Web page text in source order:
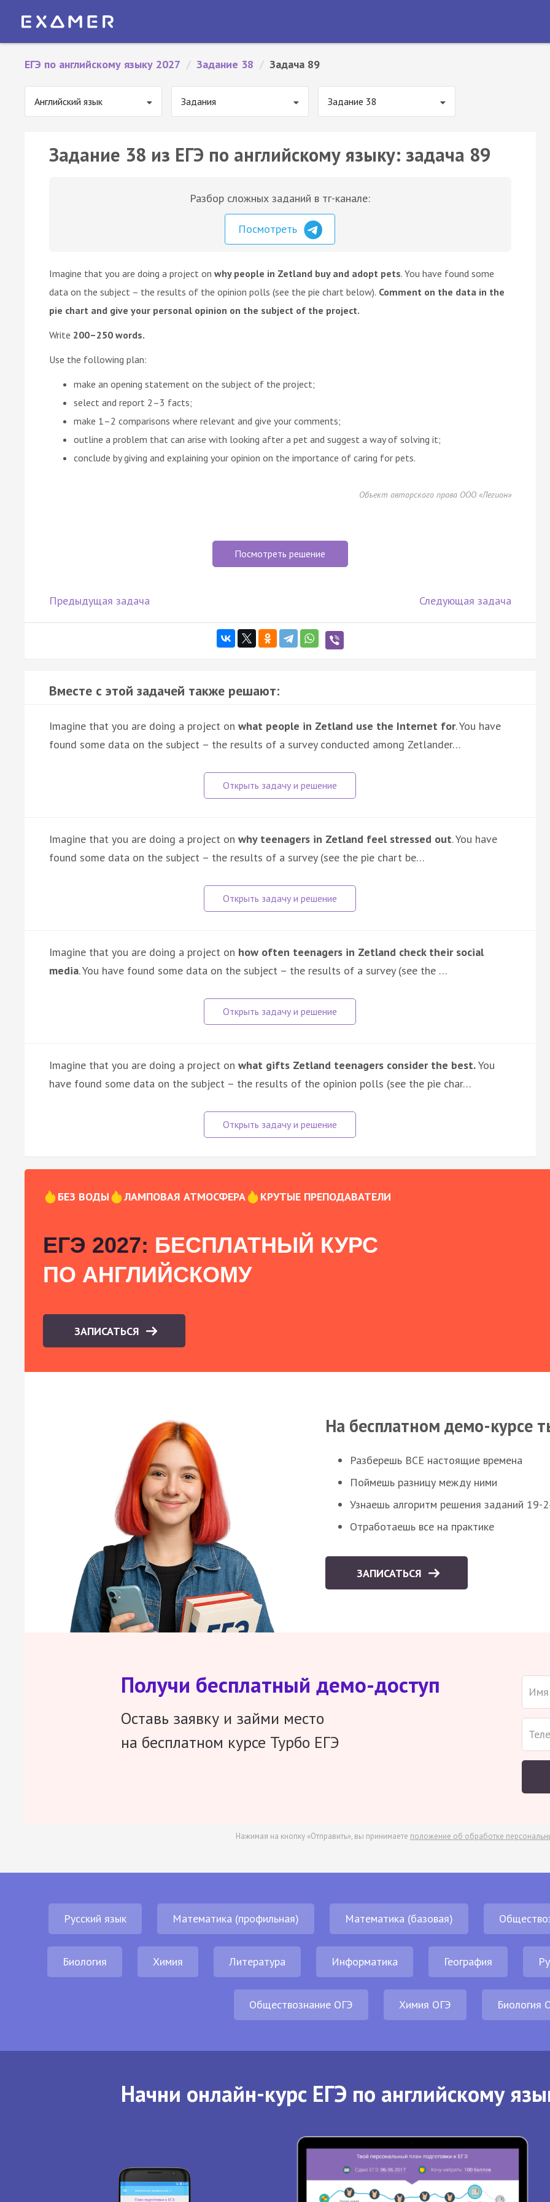
ЕГЭ по английскому языку 2027 / Задание 38 / Задача 89
Английский язык Задания Задание 38
Задание 38 из ЕГЭ по английскому языку: задача 89
Разбор сложных заданий в тг-канале:
Посмотреть
Imagine that you are doing a project on why people in Zetland buy and adopt pets. You have found some
data on the subject – the results of the opinion polls (see the pie chart below). Comment on the data in the
pie chart and give your personal opinion on the subject of the project.
Write 200–250 words.
Use the following plan:
make an opening statement on the subject of the project;
select and report 2–3 facts;
make 1–2 comparisons where relevant and give your comments;
outline a problem that can arise with looking after a pet and suggest a way of solving it;
conclude by giving and explaining your opinion on the importance of caring for pets.
Объект авторского права ООО «Легион»
Посмотреть решение
Предыдущая задача Следующая задача
Вместе с этой задачей также решают:
Imagine that you are doing a project on what people in Zetland use the Internet for. You have
found some data on the subject – the results of a survey conducted among Zetlander…
Imagine that you are doing a project on why teenagers in Zetland feel stressed out. You have
found some data on the subject – the results of a survey (see the pie chart be…
Imagine that you are doing a project on how often teenagers in Zetland check their social
media. You have found some data on the subject – the results of a survey (see the …
Imagine that you are doing a project on what gifts Zetland teenagers consider the best.You
have found some data on the subject – the results of the opinion polls (see the pie char…
БЕЗ ВОДЫ ЛАМПОВАЯ АТМОСФЕРА КРУТЫЕ ПРЕПОДАВАТЕЛИ
ЕГЭ 2027: БЕСПЛАТНЫЙ КУРС
ПО АНГЛИЙСКОМУ
ЗАПИСАТЬСЯ
На бесплатном демо-курсе
Разберешь ВСЕ настоящие времена
Поймешь разницу между ними
Узнаешь алгоритм решения заданий 19-
Отработаешь все на практике
ЗАПИСАТЬСЯ
Получи бесплатный демо-доступ
Оставь заявку и займи место
на бесплатном курсе Турбо ЕГЭ
Нажимая на кнопку «Отправить», вы принимаете положение об обработке
Русский язык Математика (профильная) Математика (базовая)
Биология Химия Литература Информатика География
Обществознание ОГЭ Химия ОГЭ Биология
Начни онлайн-курс ЕГЭ по английскому